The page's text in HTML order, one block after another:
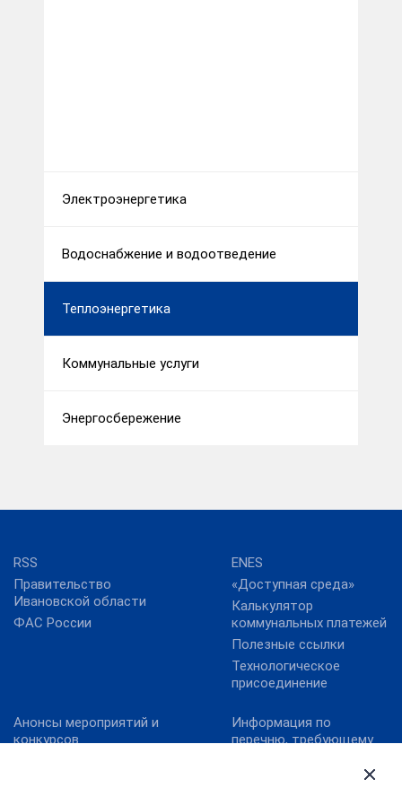
Электроэнергетика
Водоснабжение и водоотведение
Теплоэнергетика
Коммунальные услуги
Энергосбережение
RSS
Правительство
Ивановской области
ФАС России
ENES
«Доступная среда»
Калькулятор
коммунальных платежей
Полезные ссылки
Технологическое
присоединение
Анонсы мероприятий и
конкурсов
Информация по
перечню, требующему